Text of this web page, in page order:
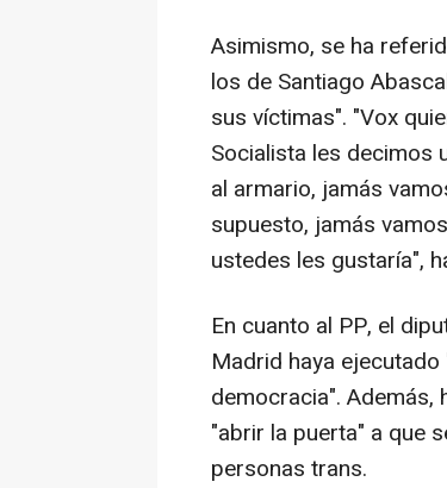
Asimismo, se ha
los de Santiago
sus víctimas". "Vox
Socialista les decimos
al armario, jamás
supuesto, jamás
ustedes les gustaría",
En cuanto al PP, el
Madrid haya
democracia". Además,
"abrir la puerta" a que
personas trans.